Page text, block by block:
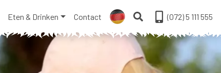
Eten & Drinken Contact (072) 5 111 555